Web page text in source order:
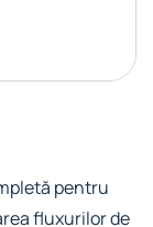
pentru
fluxurilor de